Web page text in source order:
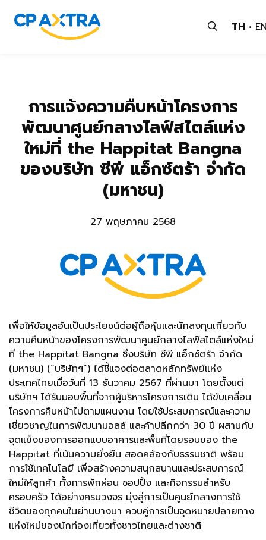
TH
การแจ้งความคืบหน้าโครงการ
พัฒนาศูนย์กลางไลฟ์สไตล์แห่ง
ใหม่ที่ the Happitat Bangna
ของบริษัท ซีพี แอ็กซ์ตร้า จำกัด
(มหาชน)
27 พฤษภาคม 2568
เพื่อให้ข้อมูลอันเป็นประโยชน์ต่อผู้ถือหุ้นและนักลงทุนเกี่ยวกับ
ความคืบหน้าของโครงการพัฒนาศูนย์กลางไลฟ์สไตล์แห่งใหม่
ที่ the Happitat Bangna ซึ่งบริษัท ซีพี แอ็กซ์ตร้า จำกัด
(มหาชน) (“บริษัทฯ”) ได้ชี้แจงต่อตลาดหลักทรัพย์แห่ง
ประเทศไทยเมื่อวันที่ 13 ธันวาคม 2567 ที่ผ่านมา โดยตั้งแต่
บริษัทฯ ได้รับมอบพื้นที่จากผู้บริหารโครงการเดิม ได้ขับเคลื่อน
โครงการคืบหน้าไปตามแผนงาน โดยใช้ประสบการณ์และความ
เชี่ยวชาญในการพัฒนามอลล์ และค้าปลีกกว่า 30 ปี ผสานกับ
จุดแข็งของการออกแบบอาคารและพื้นที่โดยรอบของ the
Happitat ที่เน้นความยั่งยืน สอดคล้องกับธรรมชาติ พร้อม
การใช้เทคโนโลยี เพื่อสร้างความสนุกสนานและประสบการณ์
ใหม่ให้ลูกค้า ทั้งการพักผ่อน ชอปปิ้ง และกิจกรรมสำหรับ
ครอบครัว ได้อย่างครบวงจร มุ่งสู่การเป็นศูนย์กลางการใช้
ชีวิตของทุกคนในย่านบางนา ควบคู่การเป็นจุดหมายปลายทาง
แห่งใหม่ของนักท่องเที่ยวทั้งชาวไทยและต่างชาติ